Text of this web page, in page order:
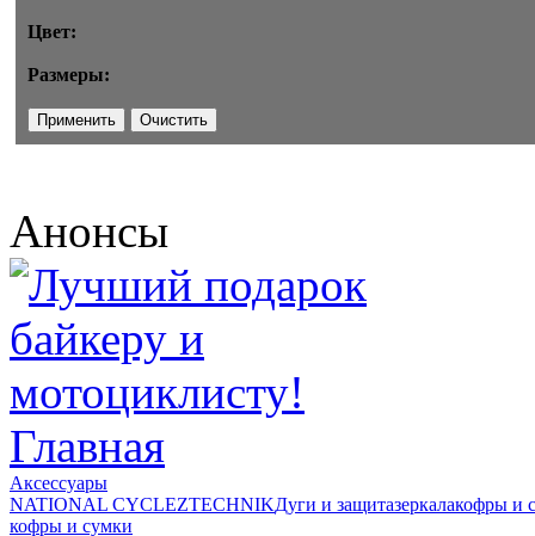
Цвет:
Размеры:
Анонсы
Главная
Аксессуары
NATIONAL CYCLEZTECHNIKДуги и защитазеркалакофры и
кофры и сумки